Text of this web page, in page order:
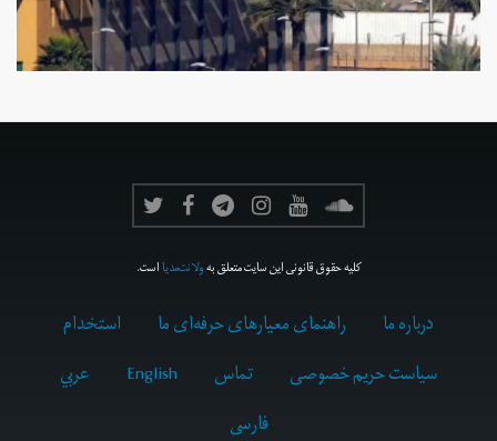
کلیه حقوق قانونی این سایت متعلق بهولانت‌مدیااست.
درباره ما راهنمای معیارهای حرفه‌ای ما
استخدام
سیاست حریم خصوصی
تماس English
عربي
فارسى